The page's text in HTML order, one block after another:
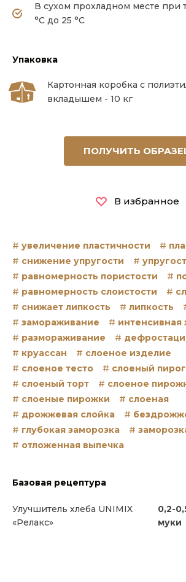
Базовая рецептура
Улучшитель хлеба UNIMIX
«Релакс»
0,2-
муки
В сухом прохладном месте при
°С до 25 °С
Упаковка
Картонная коробка с
вкладышем - 10 кг
ПОЛУЧИТЬ
В избранное
увеличение пластичности
снижение упругости
равномерность пористости
равномерность слоистости
снижает липкость
липкость
замораживание
интенсивная
размораживание
круассан
слоеное изделие
слоеное тесто
слоеный пирог
слоеный торт
слоеное
слоеные пирожки
слоеная
дрожжевая слойка
глубокая заморозка
отложенная выпечка